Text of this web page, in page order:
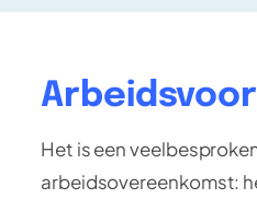
Het is een
arbeidsovereenkomst: